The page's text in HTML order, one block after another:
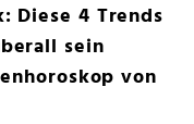
Diese 4 Trends
sein
von